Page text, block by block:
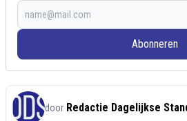
Abonneren
door Redactie Dagelijkse